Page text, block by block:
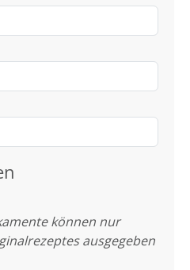
können nur
ausgegeben